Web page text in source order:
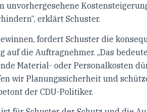
unvorhergesehene
erklärt Schuster.
fordert Schuster die
auf die Auftragnehmer. „Das
Material- oder Personalkosten
wir Planungssicherheit und
der CDU-Politiker.